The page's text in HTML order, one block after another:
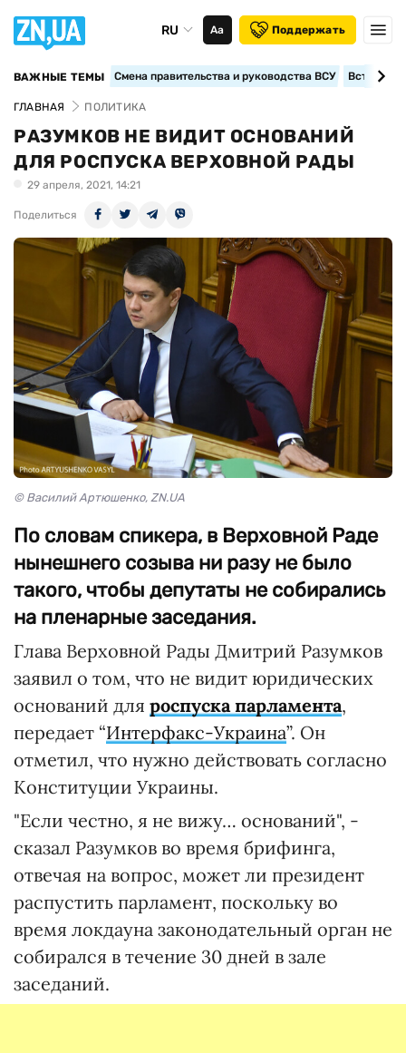
RU Аа Поддержать
ВАЖНЫЕ ТЕМЫ Смена правительства и руководства ВСУ
ГЛАВНАЯ ПОЛИТИКА
РАЗУМКОВ НЕ ВИДИТ ОСНОВАНИЙ
ДЛЯ РОСПУСКА ВЕРХОВНОЙ РАДЫ
29 апреля, 2021, 14:21
Поделиться
© Василий Артюшенко, ZN.UA
По словам спикера, в Верховной Раде
нынешнего созыва ни разу не было
такого, чтобы депутаты не собирались
на пленарные заседания.
Глава Верховной Рады Дмитрий Разумков
заявил о том, что не видит юридических
оснований для роспуска парламента,
передает “Интерфакс-Украина”. Он
отметил, что нужно действовать согласно
Конституции Украины.
"Если честно, я не вижу… оснований", -
сказал Разумков во время брифинга,
отвечая на вопрос, может ли президент
распустить парламент, поскольку во
время локдауна законодательный орган не
собирался в течение 30 дней в зале
заседаний.